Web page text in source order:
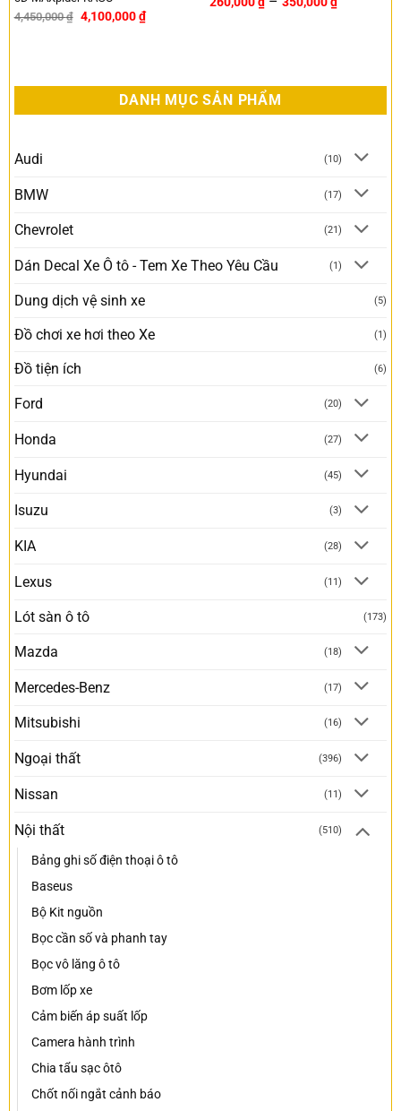
4,450,000₫ 4,100,000₫
DANH MỤC SẢN PHẨM
Audi (10)
BMW (17)
Chevrolet (21)
Dán Decal Xe Ô tô - Tem Xe Theo Yêu Cầu (1)
Dung dịch vệ sinh xe (5)
Đồ chơi xe hơi theo Xe (1)
Đồ tiện ích (6)
Ford (20)
Honda (27)
Hyundai (45)
Isuzu (3)
KIA (28)
Lexus (11)
Lót sàn ô tô (173)
Mazda (18)
Mercedes-Benz (17)
Mitsubishi (16)
Ngoại thất (396)
Nissan (11)
Nội thất (510)
Bảng ghi số điện thoại ô tô
Baseus
Bộ Kit nguồn
Bọc cần số và phanh tay
Bọc vô lăng ô tô
Bơm lốp xe
Cảm biến áp suất lốp
Camera hành trình
Chia tẩu sạc ôtô
Chốt nối ngắt cảnh báo